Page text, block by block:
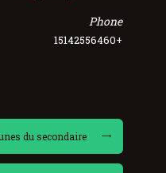
Phone
+15142556460
du secondaire